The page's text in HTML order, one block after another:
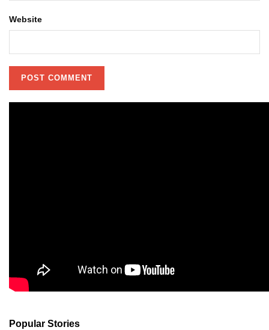
Website
Popular Stories